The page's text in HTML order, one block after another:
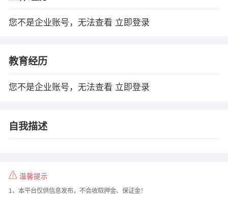
您不是企业账号，无法查看 立即登录
教育经历
您不是企业账号，无法查看 立即登录
自我描述
温馨提示
1、本平台仅供信息发布，不会收取押金、保证金！